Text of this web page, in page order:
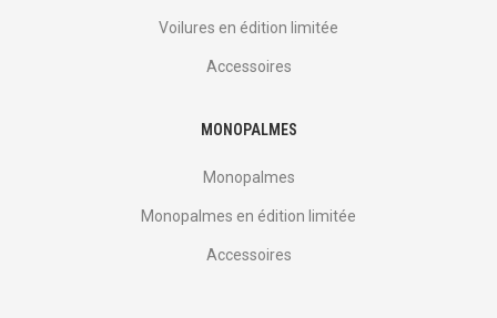
Voilures en édition limitée
Accessoires
MONOPALMES
Monopalmes
Monopalmes en édition limitée
Accessoires